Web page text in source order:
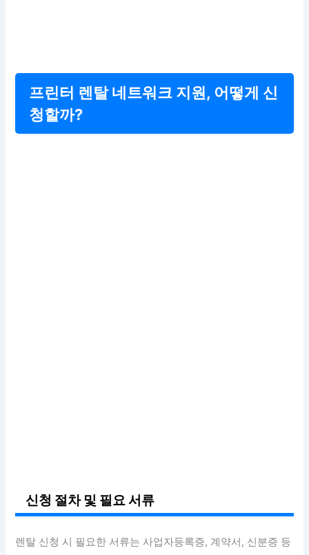
프린터 렌탈 네트워크 지원, 어떻게 신
청할까?
신청 절차 및 필요 서류
렌탈 신청 시 필요한 서류는 사업자등록증, 계약서, 신분증 등